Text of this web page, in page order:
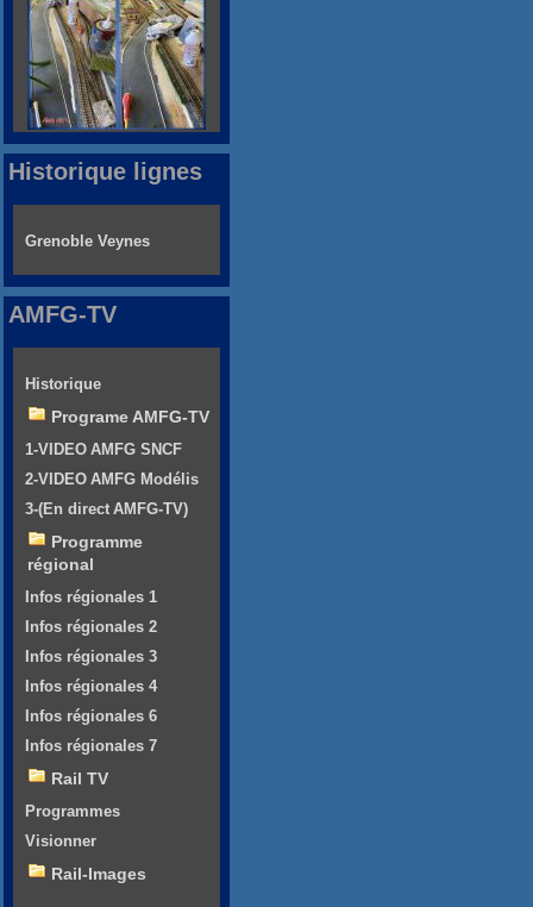
Historique lignes
Grenoble Veynes
AMFG-TV
Historique
Programe AMFG-TV
1-VIDEO AMFG SNCF
2-VIDEO AMFG Modélis
3-(En direct AMFG-TV)
Programme
régional
Infos régionales 1
Infos régionales 2
Infos régionales 3
Infos régionales 4
Infos régionales 6
Infos régionales 7
Rail TV
Programmes
Visionner
Rail-Images